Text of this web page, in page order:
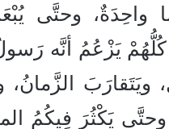
واحِدَةٌ، وحتَّى
كُلُّهُمْ يَزْعُمُ أنَّه
ويَتَقارَبَ
وحتَّى يَكْثُرَ فِيكُمُ